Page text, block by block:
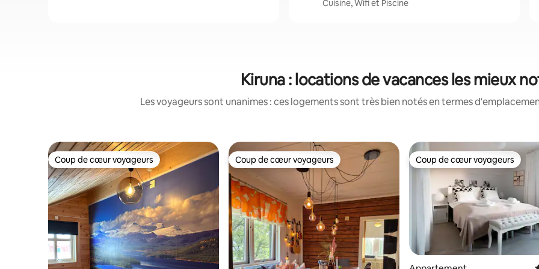
Cuisine, Wifi et Piscine
Kiruna : locations de vacances les mieux
Les voyageurs sont unanimes : ces logements sont très bien notés en termes
Coup de cœur voyageurs
Coup de cœur voyageurs Coup de cœur voyageurs
Coup de cœur voyageurs Coup de cœur voyageurs
Coup de cœur voyageurs